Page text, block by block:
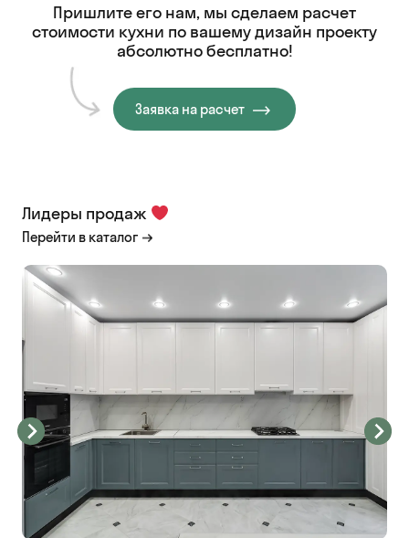
Пришлите его нам, мы сделаем расчет
стоимости кухни по вашему дизайн проекту
абсолютно бесплатно!
Заявка на расчет
Лидеры продаж
Перейти в каталог